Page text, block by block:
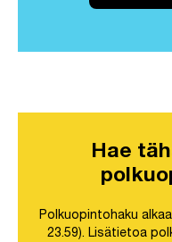
Hae
Polkuopintohaku
23.59). Lisätietoa